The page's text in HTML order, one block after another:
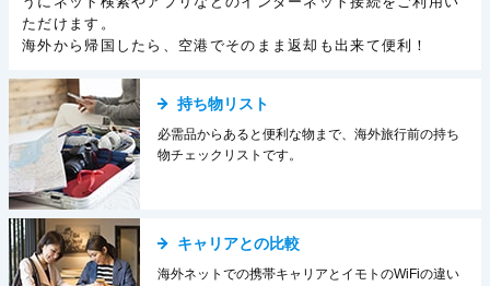
ただけます。
海外から帰国したら、空港でそのまま返却も出来て便利！
持ち物リスト
必需品からあると便利な物まで、海外旅行前の持ち
物チェックリストです。
キャリアとの比較
海外ネットでの携帯キャリアとイモトのWiFiの違い